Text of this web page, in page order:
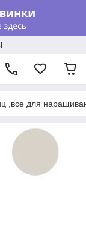
,все для